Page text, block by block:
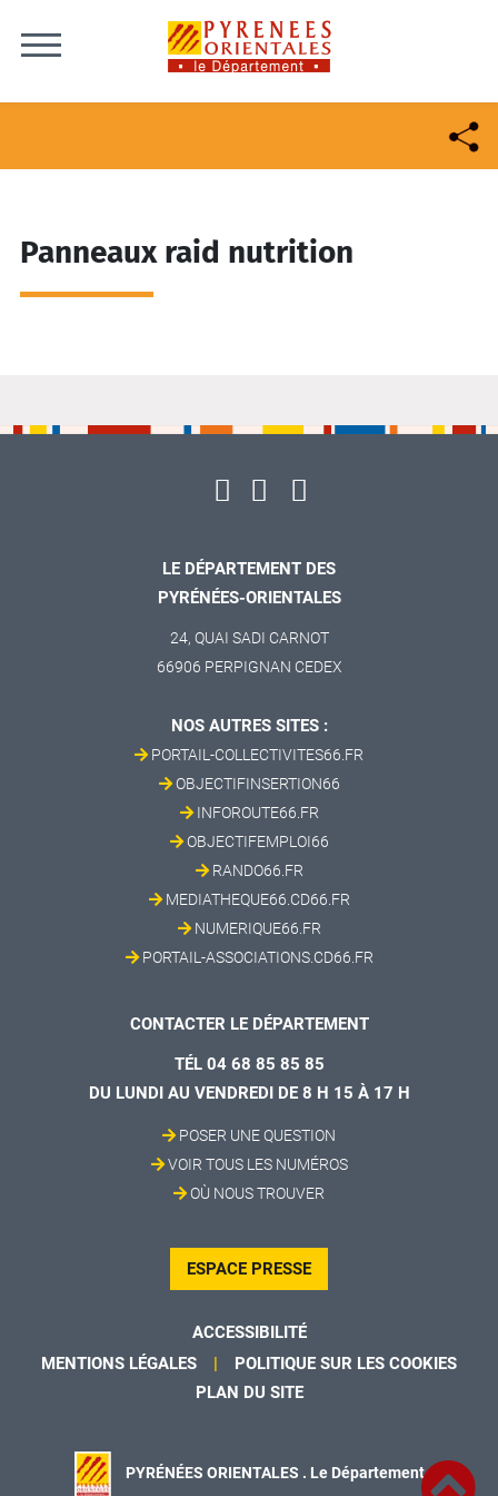
Panneaux raid nutrition
LE DÉPARTEMENT DES
PYRÉNÉES-ORIENTALES
24, QUAI SADI CARNOT
66906 PERPIGNAN CEDEX
NOS AUTRES SITES :
PORTAIL-COLLECTIVITES66.FR
OBJECTIFINSERTION66
INFOROUTE66.FR
OBJECTIFEMPLOI66
RANDO66.FR
MEDIATHEQUE66.CD66.FR
NUMERIQUE66.FR
PORTAIL-ASSOCIATIONS.CD66.FR
CONTACTER LE DÉPARTEMENT
TÉL 04 68 85 85 85
DU LUNDI AU VENDREDI DE 8 H 15 À 17 H
POSER UNE QUESTION
VOIR TOUS LES NUMÉROS
OÙ NOUS TROUVER
ESPACE PRESSE
ACCESSIBILITÉ
MENTIONS LÉGALES
POLITIQUE SUR LES COOKIES
PLAN DU SITE
PYRÉNÉES ORIENTALES . Le Département